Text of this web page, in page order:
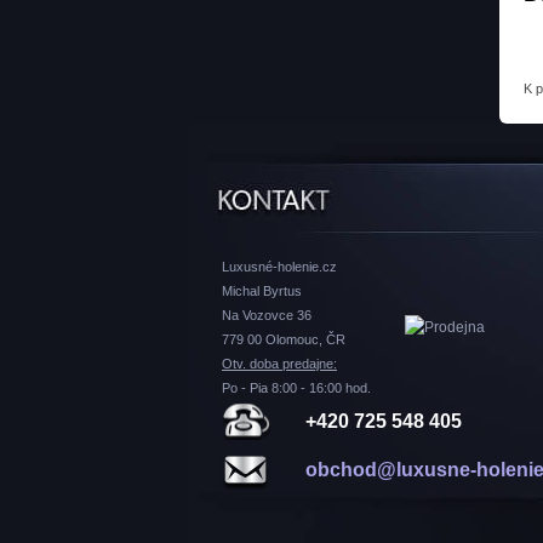
K
Luxusné-holenie.cz
Michal Byrtus
Na Vozovce 36
779 00 Olomouc, ČR
Otv. doba predajne:
Po - Pia 8:00 - 16:00 hod.
+420 725 548 405
obchod@luxusne-